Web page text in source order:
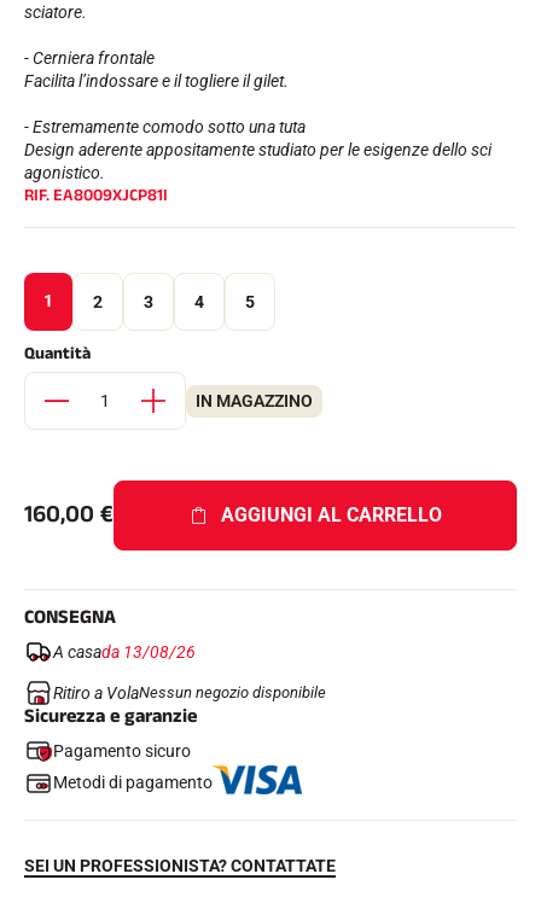
EQUITAZIONE
GARE DI SCI
sciatore.
- Cerniera frontale
Facilita l’indossare e il togliere il gilet.
- Estremamente comodo sotto una tuta
Design aderente appositamente studiato per le esigenze dello sci
agonistico.
RIF.EA8009XJCP81I
1 2 3 4 5
Quantità
IN MAGAZZINO
160,00 € AGGIUNGI AL CARRELLO
CONSEGNA
A casada 13/08/26
Ritiro a VolaNessun negozio disponibile
Sicurezza e garanzie
Pagamento sicuro
Metodi di pagamento
SEI UN PROFESSIONISTA? CONTATTATE